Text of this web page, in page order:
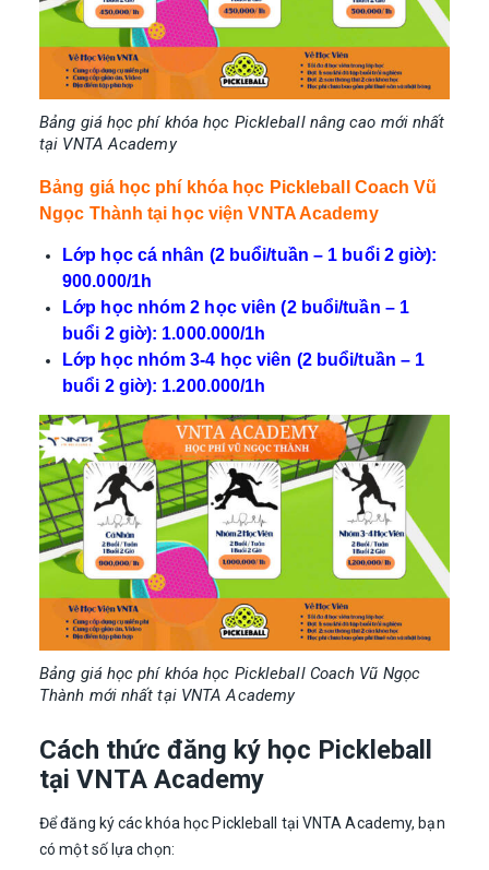
Bảng giá học phí khóa học Pickleball nâng cao mới nhất
tại VNTA Academy
Bảng giá học phí khóa học Pickleball Coach Vũ
Ngọc Thành tại học viện VNTA Academy
Lớp học cá nhân (2 buổi/tuần – 1 buổi 2 giờ):
900.000/1h
Lớp học nhóm 2 học viên (2 buổi/tuần – 1
buổi 2 giờ): 1.000.000/1h
Lớp học nhóm 3-4 học viên (2 buổi/tuần – 1
buổi 2 giờ): 1.200.000/1h
Bảng giá học phí khóa học Pickleball Coach Vũ Ngọc
Thành mới nhất tại VNTA Academy
Cách thức đăng ký học Pickleball
tại VNTA Academy
Để đăng ký các khóa học Pickleball tại VNTA Academy, bạn
có một số lựa chọn: